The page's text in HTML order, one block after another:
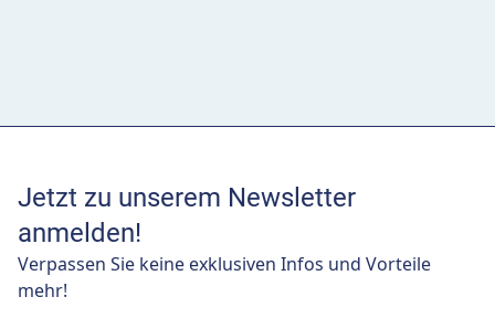
Jetzt zu unserem Newsletter
anmelden!
Verpassen Sie keine exklusiven Infos und Vorteile
mehr!